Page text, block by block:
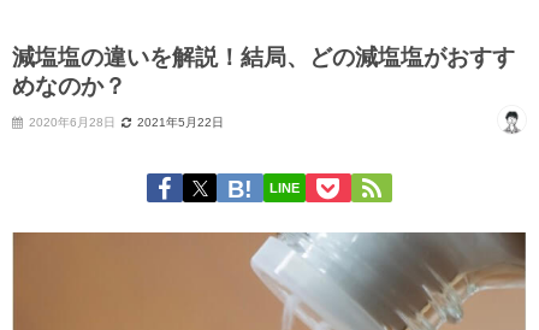
減塩塩の違いを解説！結局、どの減塩塩がおすす
めなのか？
2020年6月28日 2021年5月22日
LINE